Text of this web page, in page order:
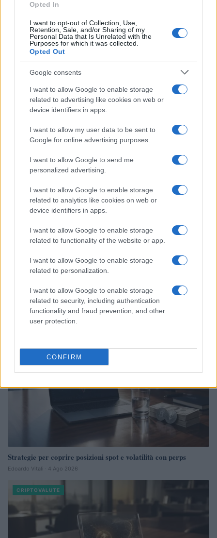
Opted In
I want to opt-out of Collection, Use,
Retention, Sale, and/or Sharing of my
Personal Data that Is Unrelated with the
Purposes for which it was collected.
Opted Out
Google consents
I want to allow Google to enable storage
related to advertising like cookies on web or
device identifiers in apps.
I want to allow my user data to be sent to
Google for online advertising purposes.
I want to allow Google to send me
personalized advertising.
I want to allow Google to enable storage
related to analytics like cookies on web or
device identifiers in apps.
I want to allow Google to enable storage
related to functionality of the website or app.
I want to allow Google to enable storage
related to personalization.
I want to allow Google to enable storage
related to security, including authentication
functionality and fraud prevention, and other
user protection.
CONFIRM
CRIPTOVALUTE
regolamentati
Niccolò Conforti · 4 Ago 2026
CRIPTOVALUTE
Strategie per coprire posizioni spot e volatilità con perps
Edoardo Vitali · 4 Ago 2026
CRIPTOVALUTE